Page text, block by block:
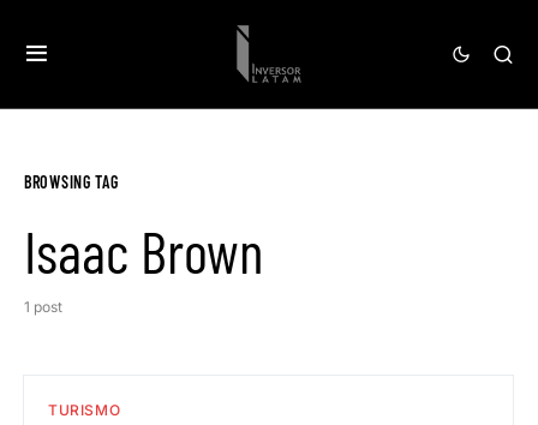
BROWSING TAG
Isaac Brown
1 post
TURISMO